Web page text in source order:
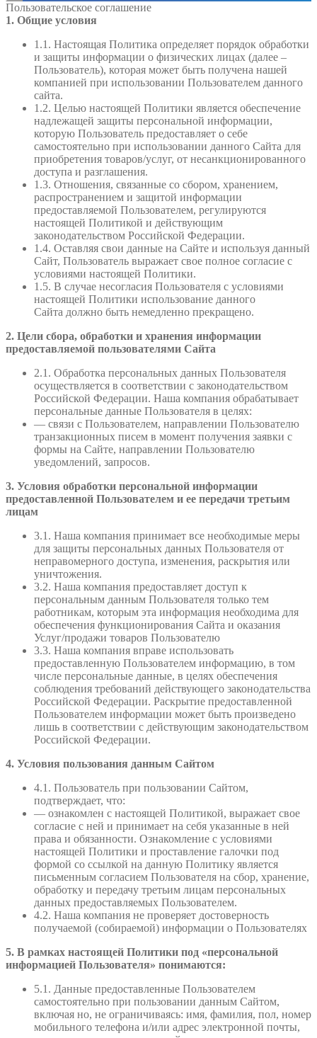
Пользовательское соглашение
1. Общие условия
1.1. Настоящая Политика определяет порядок обработки
и защиты информации о физических лицах (далее –
Пользователь), которая может быть получена нашей
компанией при использовании Пользователем данного
сайта.
1.2. Целью настоящей Политики является обеспечение
надлежащей защиты персональной информации,
которую Пользователь предоставляет о себе
самостоятельно при использовании данного Сайта для
приобретения товаров/услуг, от несанкционированного
доступа и разглашения.
1.3. Отношения, связанные со сбором, хранением,
распространением и защитой информации
предоставляемой Пользователем, регулируются
настоящей Политикой и действующим
законодательством Российской Федерации.
1.4. Оставляя свои данные на Сайте и используя данный
Сайт, Пользователь выражает свое полное согласие с
условиями настоящей Политики.
1.5. В случае несогласия Пользователя с условиями
настоящей Политики использование данного
Сайта должно быть немедленно прекращено.
2. Цели сбора, обработки и хранения информации
предоставляемой пользователями Сайта
2.1. Обработка персональных данных Пользователя
осуществляется в соответствии с законодательством
Российской Федерации. Наша компания обрабатывает
персональные данные Пользователя в целях:
— связи с Пользователем, направлении Пользователю
транзакционных писем в момент получения заявки с
формы на Сайте, направлении Пользователю
уведомлений, запросов.
3. Условия обработки персональной информации
предоставленной Пользователем и ее передачи третьим
лицам
3.1. Наша компания принимает все необходимые меры
для защиты персональных данных Пользователя от
неправомерного доступа, изменения, раскрытия или
уничтожения.
3.2. Наша компания предоставляет доступ к
персональным данным Пользователя только тем
работникам, которым эта информация необходима для
обеспечения функционирования Сайта и оказания
Услуг/продажи товаров Пользователю
3.3. Наша компания вправе использовать
предоставленную Пользователем информацию, в том
числе персональные данные, в целях обеспечения
соблюдения требований действующего законодательства
Российской Федерации. Раскрытие предоставленной
Пользователем информации может быть произведено
лишь в соответствии с действующим законодательством
Российской Федерации.
4. Условия пользования данным Сайтом
4.1. Пользователь при пользовании Сайтом,
подтверждает, что:
— ознакомлен с настоящей Политикой, выражает свое
согласие с ней и принимает на себя указанные в ней
права и обязанности. Ознакомление с условиями
настоящей Политики и проставление галочки под
формой со ссылкой на данную Политику является
письменным согласием Пользователя на сбор, хранение,
обработку и передачу третьим лицам персональных
данных предоставляемых Пользователем.
4.2. Наша компания не проверяет достоверность
получаемой (собираемой) информации о Пользователях
5. В рамках настоящей Политики под «персональной
информацией Пользователя» понимаются:
5.1. Данные предоставленные Пользователем
самостоятельно при пользовании данным Сайтом,
включая но, не ограничиваясь: имя, фамилия, пол, номер
мобильного телефона и/или адрес электронной почты,